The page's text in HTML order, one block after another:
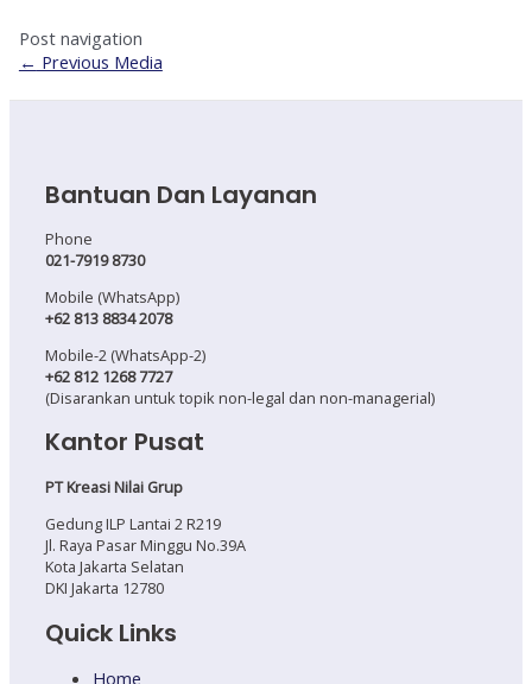
Post navigation
← Previous Media
Bantuan Dan Layanan
Phone
021-7919 8730
Mobile (WhatsApp)
+62 813 8834 2078
Mobile-2 (WhatsApp-2)
+62 812 1268 7727
(Disarankan untuk topik non-legal dan non-managerial)
Kantor Pusat
PT Kreasi Nilai Grup
Gedung ILP Lantai 2 R219
Jl. Raya Pasar Minggu No.39A
Kota Jakarta Selatan
DKI Jakarta 12780
Quick Links
Home